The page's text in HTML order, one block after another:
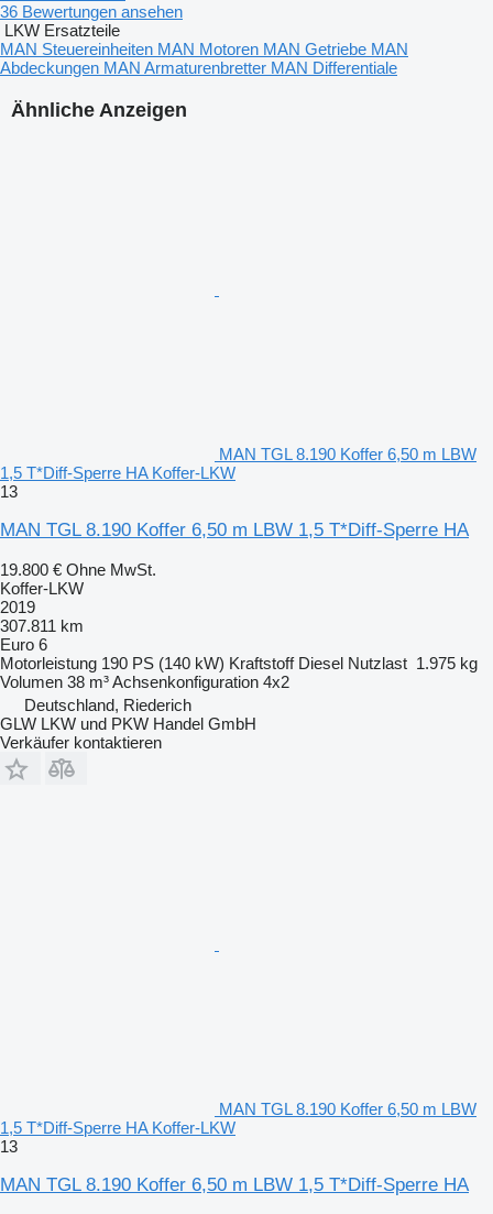
Ähnliche Anzeigen
MAN TGL 8.190 Koffer 6,50 m LBW
1,5 T*Diff-Sperre HA Koffer-LKW
13
MAN TGL 8.190 Koffer 6,50 m LBW 1,5 T*Diff-Sperre HA
19.800 € Ohne MwSt.
Koffer-LKW
2019
307.811 km
Euro 6
Motorleistung 190 PS (140 kW) Kraftstoff Diesel Nutzlast 1.975 kg
Volumen 38 m³Achsenkonfiguration 4x2
Deutschland, Riederich
GLW LKW und PKW Handel GmbH
Verkäufer kontaktieren
MAN TGL 8.190 Koffer 6,50 m LBW
1,5 T*Diff-Sperre HA Koffer-LKW
13
MAN TGL 8.190 Koffer 6,50 m LBW 1,5 T*Diff-Sperre HA
36 Bewertungen ansehen
LKW Ersatzteile
MAN Steuereinheiten MAN Motoren MAN Getriebe MAN
Abdeckungen MAN Armaturenbretter MAN Differentiale